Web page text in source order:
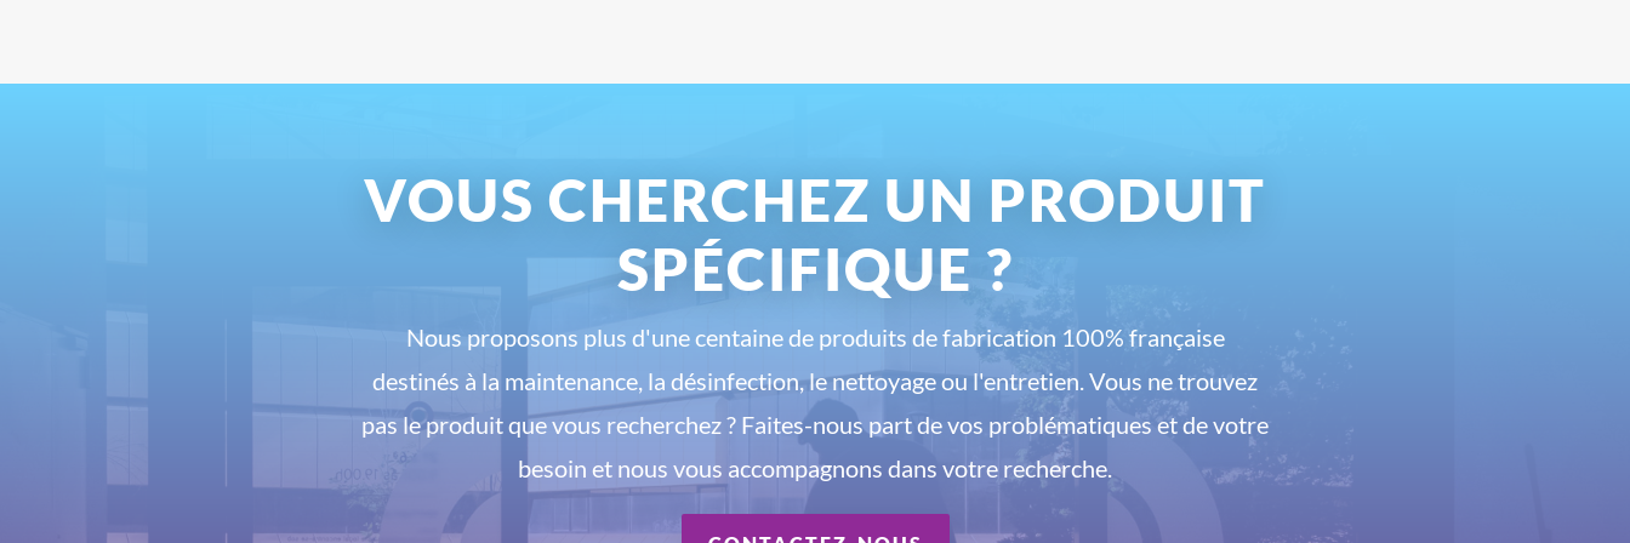
VOUS CHERCHEZ UN PRODUIT
SPÉCIFIQUE ?
Nous proposons plus d'une centaine de produits de fabrication 100% française
destinés à la maintenance, la désinfection, le nettoyage ou l'entretien. Vous ne trouvez
pas le produit que vous recherchez ? Faites-nous part de vos problématiques et de votre
besoin et nous vous accompagnons dans votre recherche.